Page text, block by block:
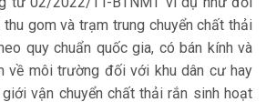
gom và trạm trung chuyển chất thải
quy chuẩn quốc gia, có bán kính và
về môi trường đối với khu dân cư hay
vận chuyển chất thải rắn sinh hoạt